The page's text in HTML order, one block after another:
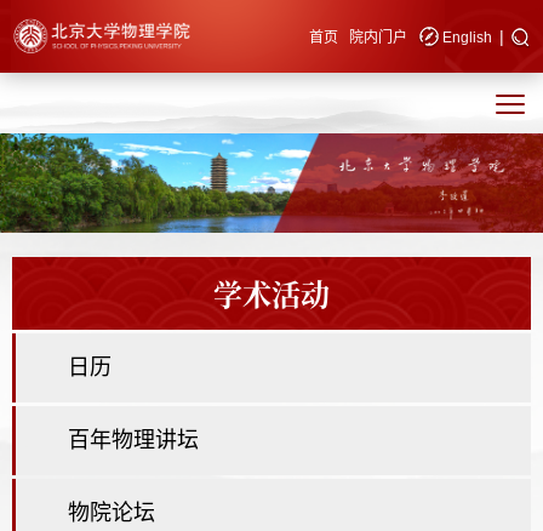
快速导航 首页 院内门户 English |
学术活动
日历
百年物理讲坛
物院论坛